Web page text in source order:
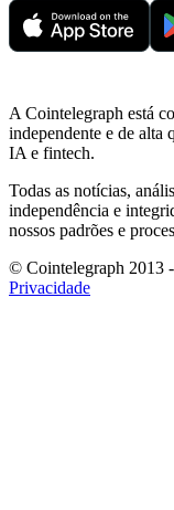
A Cointelegraph está
independente e de alta
IA e fintech.
Todas as notícias,
independência e
nossos padrões e
© Cointelegraph 2013
Privacidade